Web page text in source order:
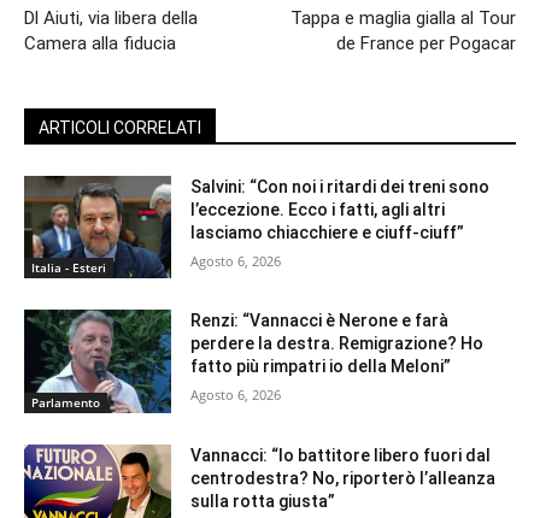
Dl Aiuti, via libera della
Camera alla fiducia
Tappa e maglia gialla al Tour
de France per Pogacar
ARTICOLI CORRELATI
Italia - Esteri
Salvini: “Con noi i ritardi dei treni sono
l’eccezione. Ecco i fatti, agli altri
lasciamo chiacchiere e ciuff-ciuff”
Agosto 6, 2026
Parlamento
Renzi: “Vannacci è Nerone e farà
perdere la destra. Remigrazione? Ho
fatto più rimpatri io della Meloni”
Agosto 6, 2026
Vannacci: “Io battitore libero fuori dal
centrodestra? No, riporterò l’alleanza
sulla rotta giusta”